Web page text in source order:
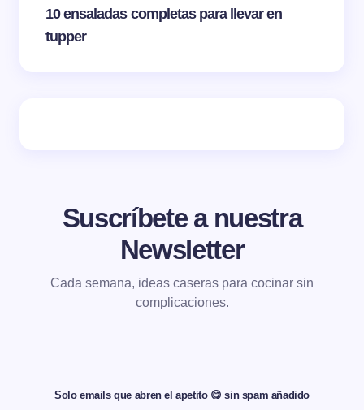
10 ensaladas completas para llevar en
tupper
Suscríbete a nuestra
Newsletter
Cada semana, ideas caseras para cocinar sin
complicaciones.
Solo emails que abren el apetito 😋 sin spam añadido